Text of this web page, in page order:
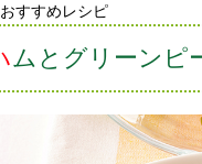
おすすめレシピ
ハムとグリーン